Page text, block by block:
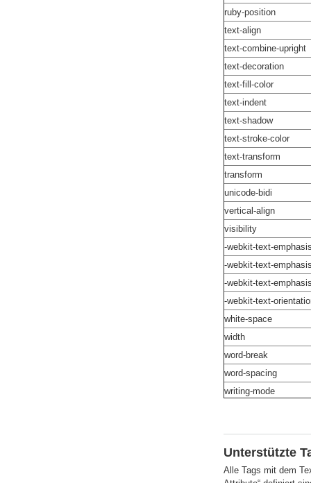
ruby-position
text-align
text-combine-upright
text-decoration
text-fill-color
text-indent
text-shadow
text-stroke-color
text-transform
transform
unicode-bidi
vertical-align
visibility
-webkit-text-
-webkit-text-
-webkit-text-
-webkit-text-
white-space
width
word-break
word-spacing
writing-mode
Unterstützte
Alle Tags mit dem